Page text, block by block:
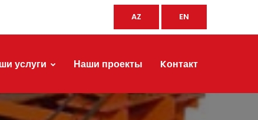
AZ EN
услуги Наши проекты Kонтакт